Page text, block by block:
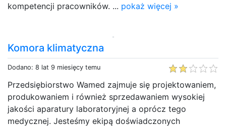
kompetencji pracowników. ... pokaż więcej »
Komora klimatyczna
Dodano: 8 lat 9 miesięcy temu
Przedsiębiorstwo Wamed zajmuje się projektowaniem,
produkowaniem i również sprzedawaniem wysokiej
jakości aparatury laboratoryjnej a oprócz tego
medycznej. Jesteśmy ekipą doświadczonych